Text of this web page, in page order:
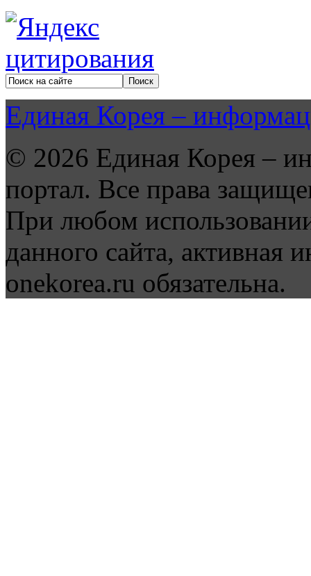
Единая Корея –
© 2026 Единая Корея –
портал. Все права
При любом
данного сайта, активная
onekorea.ru обязательна.